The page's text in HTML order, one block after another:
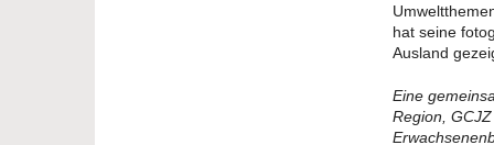
hat seine
Ausland
Eine
Region,